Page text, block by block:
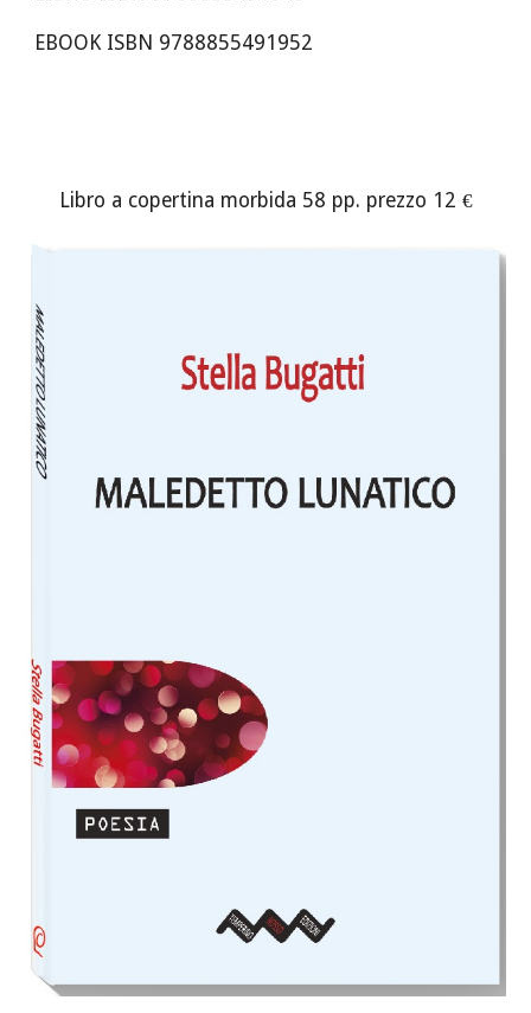
EBOOK ISBN 9788855491 952
Libro a copertina morbida 58 pp. prezzo 12 €